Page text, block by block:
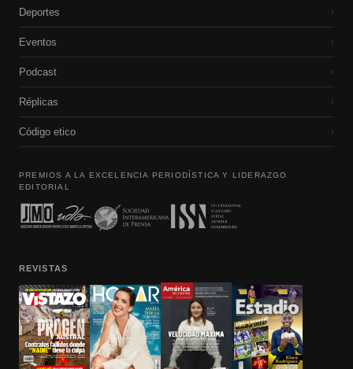
Deportes ›
Eventos ›
Podcast ›
Réplicas ›
Código etico ›
PREMIOS A LA EXCELENCIA PERIODÍSTICA Y LIDERAZGO
EDITORIAL
REVISTAS